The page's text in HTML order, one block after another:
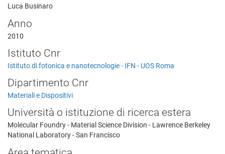
Luca Businaro
Anno
2010
Istituto Cnr
Istituto di fotonica e nanotecnologie - IFN - UOS Roma
Dipartimento Cnr
Materiali e Dispositivi
Università o istituzione di ricerca estera
Molecular Foundry - Material Science Division - Lawrence Berkeley
National Laboratory - San Francisco